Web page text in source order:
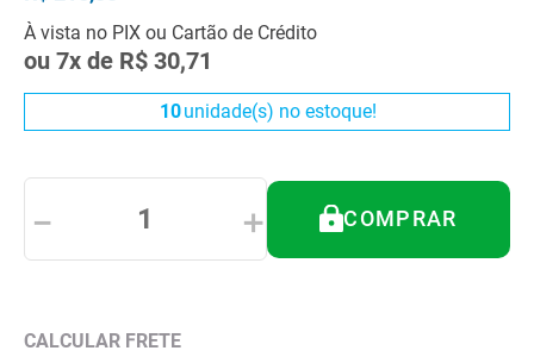
À vista no PIX ou Cartão de Crédito
ou 7x de R$ 30,71
10unidade(s) no estoque!
＋
－ COMPRAR
5º
cadeira rodas agile
6º
cadeira higienica
bota imobilizadora